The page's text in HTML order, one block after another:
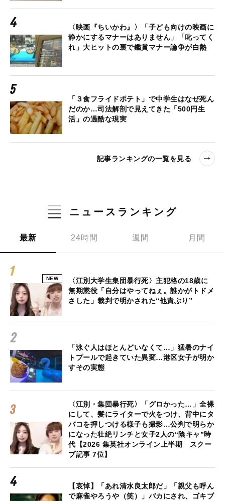
〈映画『ちいかわ』〉「子ども向けの映画に
静かにするマナーはありません」「叱ってく
れ」大ヒットの裏で鑑賞マナー論争が白熱
「３食フライドポテト」で中学生はなぜ死ん
だのか…司法解剖で見えてきた「500円生
活」の過酷な現実
記事ランキングの一覧を見る
ニュースランキング
最新 24時間 週間 月間
NEW
〈江別大学生集団暴行死〉主犯格の18歳に
無期懲役「自分はやってねぇ。誰かがトドメ
さした」裁判で明かされた“他責ぶり”
「泳ぐ人はほとんどいなくて…」猛暑のナイ
トプールで起きていた異変…港区女子が明か
すその実態
〈江別・集団暴行死〉「グロかった…」全裸
にして、髪にライターで火をつけ、背中にタ
バコを押しつける様子も撮影…公判で明らか
になった壮絶リンチと女子2人の“陰キャ”時
代【2026 集英社オンライン上半期 スクー
プ記事 7位】
【哀悼】「あれ清水良太郎だ」「親父も呼ん
で麻雀やろうや（笑）」バカにされ、ゴキブ